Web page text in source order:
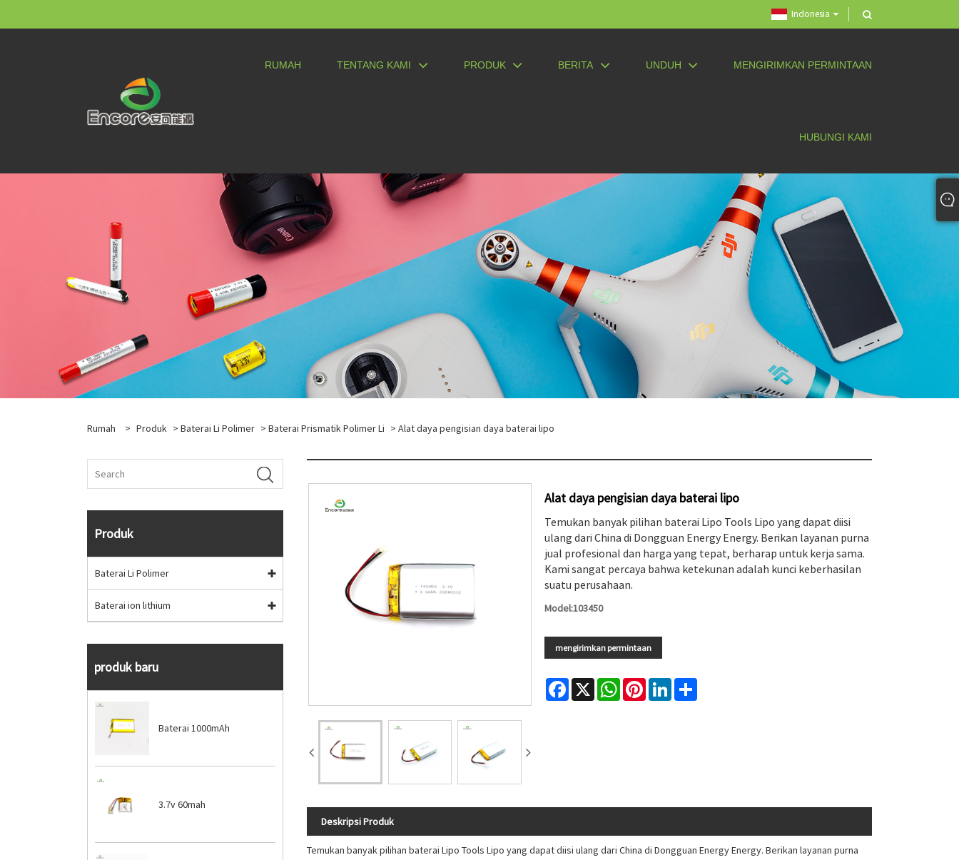
Indonesia
RUMAH TENTANG KAMI PRODUK BERITA UNDUH MENGIRIMKAN PERMINTAAN
HUBUNGI KAMI
Rumah > Produk > Baterai Li Polimer > Baterai Prismatik Polimer Li > Alat daya pengisian daya baterai lipo
Produk
Baterai Li Polimer
Baterai ion lithium
produk baru
Baterai 1000mAh
3.7v 60mah
Alat daya pengisian daya baterai lipo
Temukan banyak pilihan baterai Lipo Tools Lipo yang dapat diisi
ulang dari China di Dongguan Energy Energy. Berikan layanan purna
jual profesional dan harga yang tepat, berharap untuk kerja sama.
Kami sangat percaya bahwa ketekunan adalah kunci keberhasilan
suatu perusahaan.
Model:103450
mengirimkan permintaan
Facebook
X WhatsAppPinterestLinkedInShare
Deskripsi Produk
Temukan banyak pilihan baterai Lipo Tools Lipo yang dapat diisi ulang dari China di Dongguan Energy Energy. Berikan layanan purna